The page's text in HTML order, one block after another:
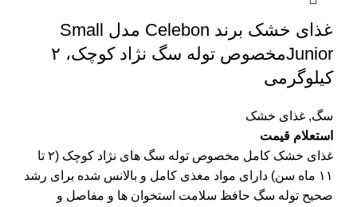
غذای خشک برند Celebon مدل Small
Juniorمخصوص توله سگ نژاد کوچک، ۲
کیلوگرمی
سگ, غذای خشک
استعلام قیمت
غذای خشک کامل مخصوص توله سگ های نژاد کوچک (۲ تا
۱۱ ماه سن) دارای مواد مغذی کامل و بالانس شده برای رشد
صحیح توله سگ حافظ سلامت استخوان ها و مفاصل و